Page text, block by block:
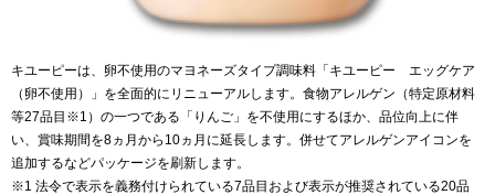
キユーピーは、卵不使用のマヨネーズタイプ調味料「キユーピー エッグケア
（卵不使用）」を全面的にリニューアルします。食物アレルゲン（特定原材料
等27品目※1）の一つである「りんご」を不使用にするほか、品位向上に伴
い、賞味期間を8ヵ月から10ヵ月に延長します。併せてアレルゲンアイコンを
追加するなどパッケージを刷新します。
※1 法令で表示を義務付けられている7品目および表示が推奨されている20品